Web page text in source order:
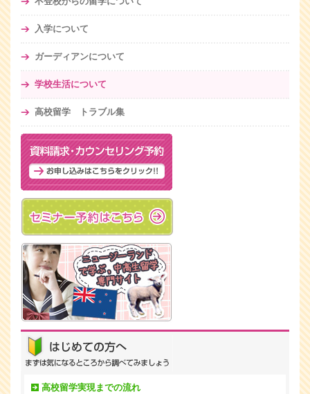
入学について
ガーディアンについて
学校生活について
高校留学 トラブル集
高校留学実現までの流れ